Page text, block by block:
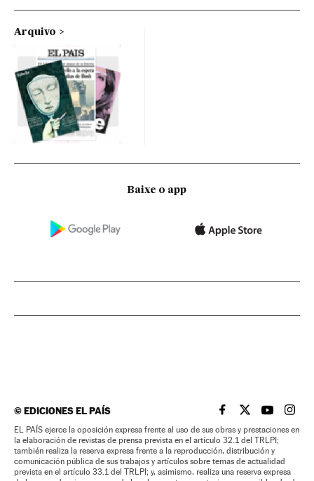
Arquivo
Baixe o app
©EDICIONES EL PAÍS EL PAÍS BRASIL EN
EL PAÍSEL PAÍS
EL
EL PAÍS ejerce la oposición expresa frente al uso de sus obras y prestaciones en
la elaboración de revistas de prensa prevista en el artículo 32.1 del TRLPI;
también realiza la reserva expresa frente a la reproducción, distribución y
comunicación pública de sus trabajos y artículos sobre temas de actualidad
prevista en el artículo 33.1 del TRLPI; y, asimismo, realiza una reserva expresa